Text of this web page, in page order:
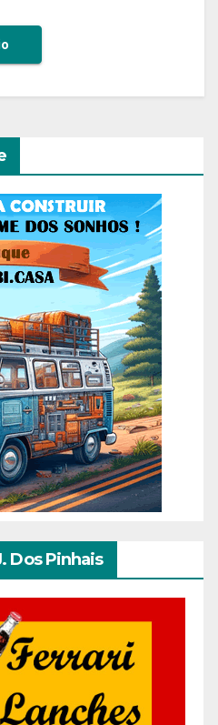
Dos Pinhais